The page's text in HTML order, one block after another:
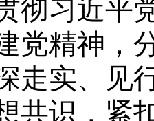
党精神，
走实、见
共识，紧